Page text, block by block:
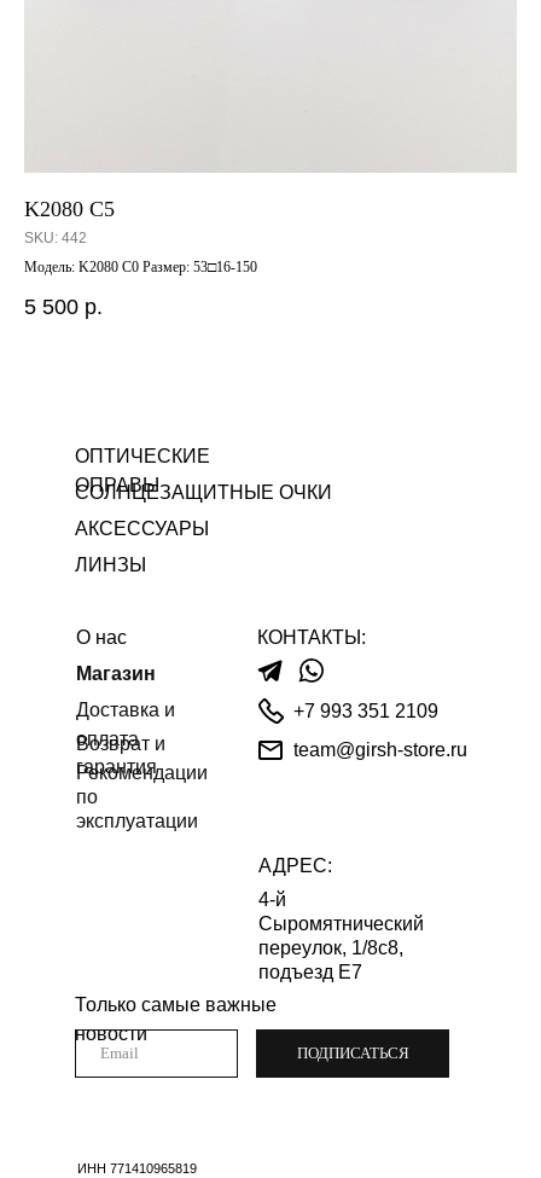
K2080 C5
SKU: 442
Модель: K2080 C0 Размер: 53□16-150
5 500 р.
ОПТИЧЕСКИЕ
ОПРАВЫ
СОЛНЦЕЗАЩИТНЫЕ ОЧКИ
+7 993 351 2109
Только самые важные
новости
ПОДПИСАТЬСЯ
4-й
Сыромятнический
переулок, 1/8с8,
подъезд Е7
АДРЕС:
Магазин
ИНН 771410965819
О нас
team@girsh-store.ru
Рекомендации
по
эксплуатации
Доставка и
оплата
КОНТАКТЫ:
Возврат и
гарантия
ЛИНЗЫ
АКСЕССУАРЫ